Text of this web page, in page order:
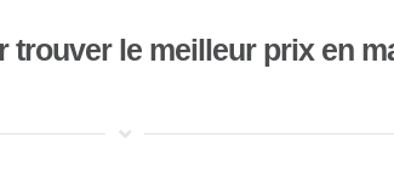
le meilleur prix en